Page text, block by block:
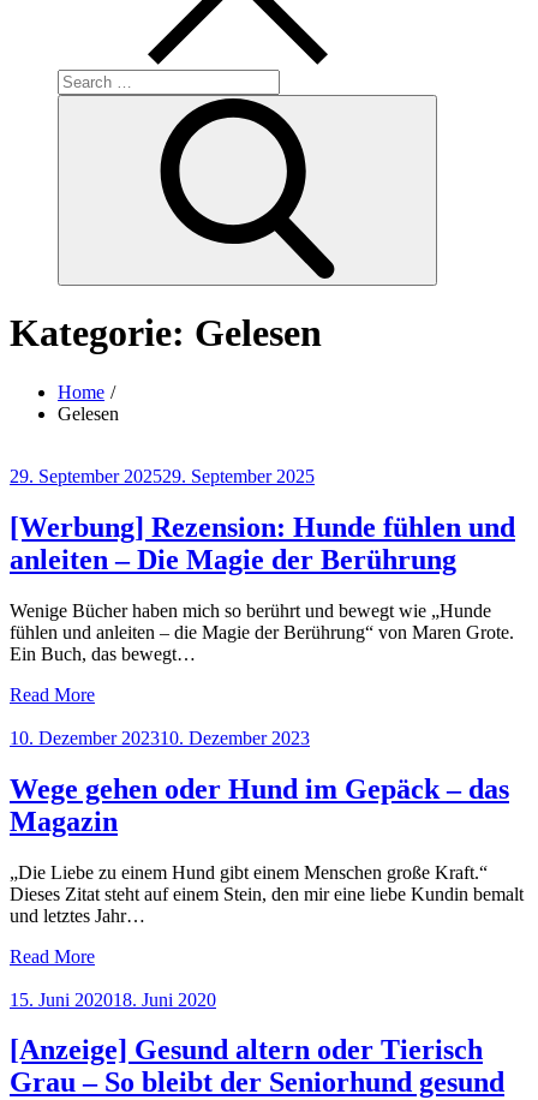
Search
for:
Kategorie: Gelesen
Home
Gelesen
Posted
29. September 202529. September 2025
[Werbung] Rezension: Hunde fühlen und
anleiten – Die Magie der Berührung
Wenige Bücher haben mich so berührt und bewegt wie „Hunde
fühlen und anleiten – die Magie der Berührung“ von Maren Grote.
Ein Buch, das bewegt…
Read More
Posted
10. Dezember 202310. Dezember 2023
Wege gehen oder Hund im Gepäck – das
Magazin
„Die Liebe zu einem Hund gibt einem Menschen große Kraft.“
Dieses Zitat steht auf einem Stein, den mir eine liebe Kundin bemalt
und letztes Jahr…
Read More
Posted
15. Juni 202018. Juni 2020
[Anzeige] Gesund altern oder Tierisch
Grau – So bleibt der Seniorhund gesund